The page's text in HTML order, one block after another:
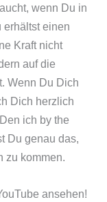
wenn Du in
erhältst einen
Kraft nicht
auf die
Wenn Du Dich
Dich herzlich
ich by the
Du genau das,
zu kommen.
ansehen!